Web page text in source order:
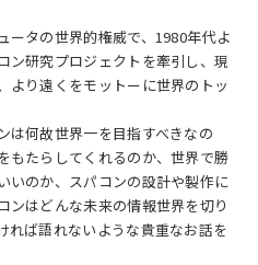
タの世界的権威で、 1980年代よ
ン研究プロジェクトを牽引し、現
より遠くをモットーに世界のトッ
は何故世界一を目指すべきなの
もたらしてくれるのか、世界で勝
いのか、スパコンの設計や製作に
ンはどんな未来の情報世界を切り
れば語れないような貴重なお話を